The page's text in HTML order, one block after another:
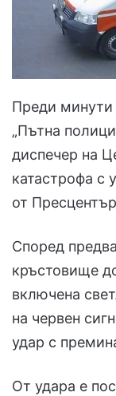
Преди минути
„Пътна
диспечер на
катастрофа с
от
Според
кръстовище
включена
на червен
удар с
От удара е